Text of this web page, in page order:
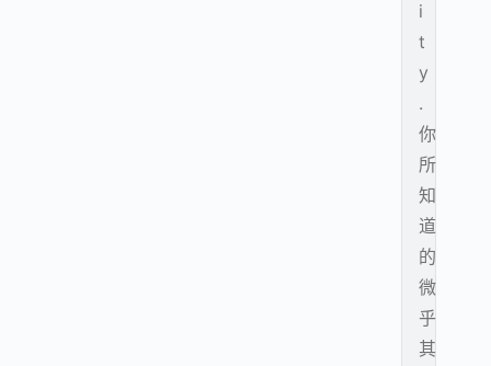
i
t
y
.
你
所
知
道
的
微
乎
其